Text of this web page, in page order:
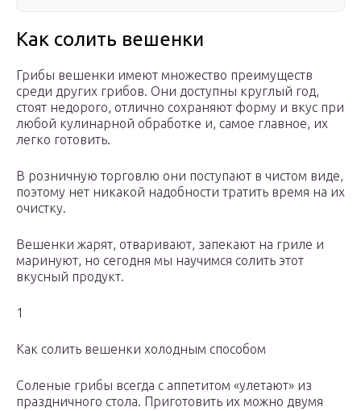
Как солить вешенки
Грибы вешенки имеют множество преимуществ
среди других грибов. Они доступны круглый год,
стоят недорого, отлично сохраняют форму и вкус при
любой кулинарной обработке и, самое главное, их
легко готовить.
В розничную торговлю они поступают в чистом виде,
поэтому нет никакой надобности тратить время на их
очистку.
Вешенки жарят, отваривают, запекают на гриле и
маринуют, но сегодня мы научимся солить этот
вкусный продукт.
1
Как солить вешенки холодным способом
Соленые грибы всегда с аппетитом «улетают» из
праздничного стола. Приготовить их можно двумя